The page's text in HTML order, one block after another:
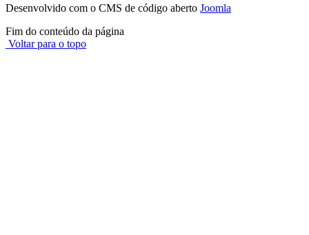
Desenvolvido com o CMS de código aberto Joomla
Fim do conteúdo da página
Voltar para o topo